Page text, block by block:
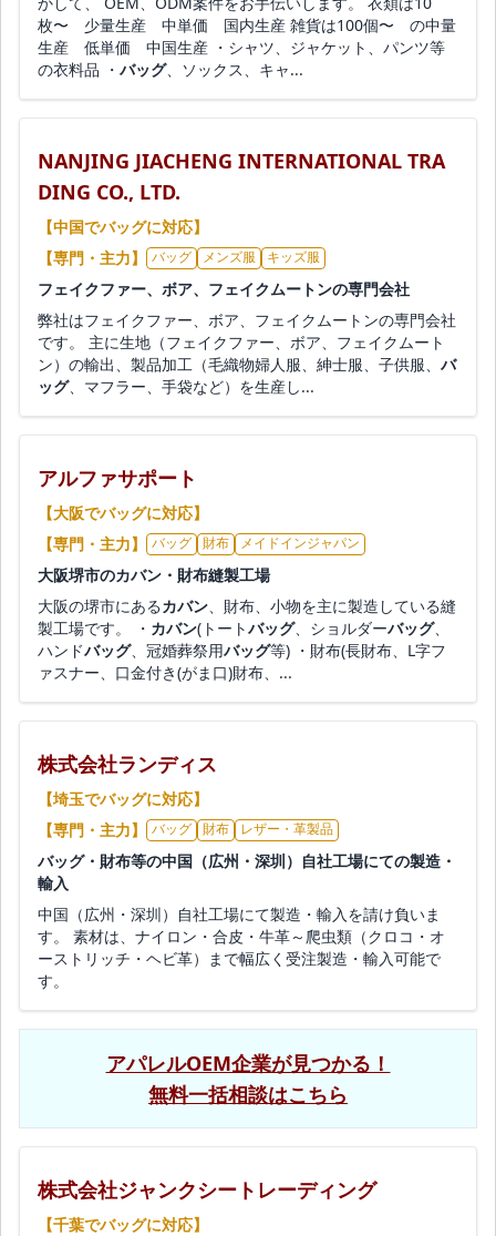
枚〜 少量生産 中単価 国内生産 雑貨は100個〜 の中量
生産 低単価 中国生産 ・シャツ、ジャケット、パンツ等
の衣料品 ・ バッグ、ソックス、キャ...
NANJING JIACHENG INTERNATIONAL TRA
DING CO., LTD.
【中国でバッグに対応】
【専門・主力】
バッグ メンズ服 キッズ服
フェイクファー、ボア、フェイクムートンの専門会社
弊社はフェイクファー、ボア、フェイクムートンの専門会社
です。 主に生地（フェイクファー、ボア、フェイクムート
ン）の輸出、製品加工（毛織物婦人服、紳士服、子供服、 バ
ッグ、マフラー、手袋など）を生産し...
アルファサポート
【大阪でバッグに対応】
【専門・主力】
バッグ 財布 メイドインジャパン
大阪堺市のカバン・財布縫製工場
大阪の堺市にあるカバン、財布、小物を主に製造している縫
製工場です。 ・ カバン(トートバッグ、ショルダーバッグ、
ハンドバッグ、冠婚葬祭用バッグ等) ・財布(長財布、L字フ
ァスナー、口金付き(がま口)財布、...
株式会社ランディス
【埼玉でバッグに対応】
【専門・主力】
バッグ 財布 レザー・革製品
バッグ・財布等の中国（広州・深圳）自社工場にての製造・
輸入
中国（広州・深圳）自社工場にて製造・輸入を請け負いま
す。 素材は、ナイロン・合皮・牛革～爬虫類（クロコ・オ
ーストリッチ・ヘビ革）まで幅広く受注製造・輸入可能で
す。
アパレルOEM企業が見つかる！
無料一括相談はこちら
株式会社ジャンクシートレーディング
【千葉でバッグに対応】